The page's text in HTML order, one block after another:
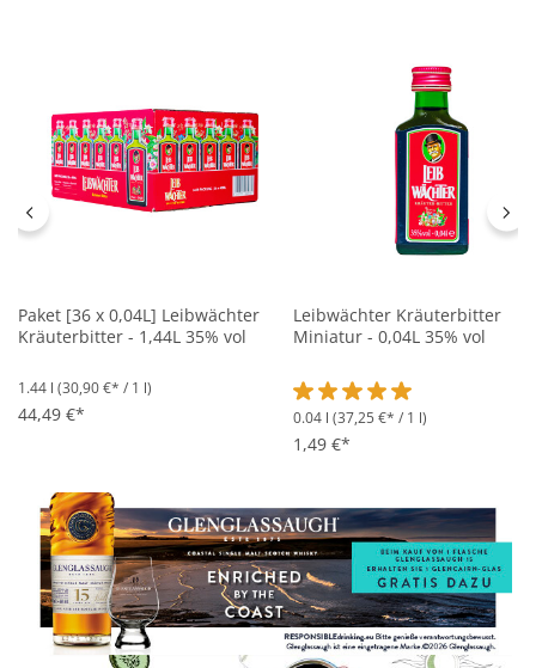
Paket [36 x 0,04L] Leibwächter
Kräuterbitter - 1,44L 35% vol
1.44 l (30,90 €* / 1 l)
44,49 €*
Leibwächter Kräuterbitter
Miniatur - 0,04L 35% vol
Durchschnittliche
0.04 l (37,25 €* / 1 l)
1,49 €*